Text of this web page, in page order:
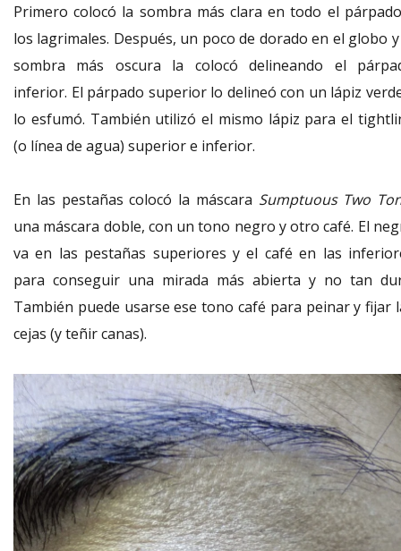
Primero colocó la sombra más clara en todo el
los lagrimales. Después, un poco de dorado en el globo
sombra más oscura la colocó delineando el
inferior. El párpado superior lo delineó con un lápiz
lo esfumó. También utilizó el mismo lápiz para el
(o línea de agua) superior e inferior.
En las pestañas colocó la máscara Sumptuous Two
una máscara doble, con un tono negro y otro café. El
va en las pestañas superiores y el café en las
para conseguir una mirada más abierta y no tan
También puede usarse ese tono café para peinar y fijar
cejas (y teñir canas).